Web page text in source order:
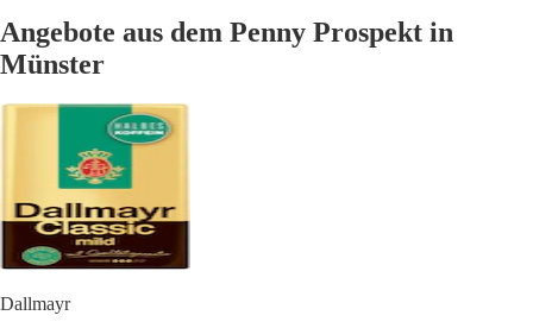
Angebote aus dem Penny Prospekt in
Münster
Dallmayr